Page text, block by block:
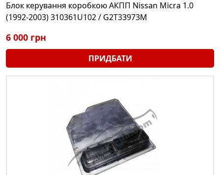
Блок керування коробкою АКПП Nissan Micra 1.0
(1992-2003) 310361U102 / G2T33973M
6 000 грн
ПРИДБАТИ